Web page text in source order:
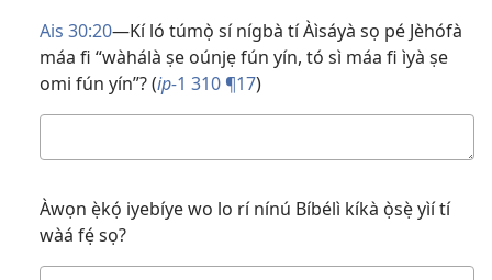
Ais 30:20—Kí ló túmọ̀ sí nígbà tí Àìsáyà sọ pé Jèhófà
máa fi “wàhálà ṣe oúnjẹ fún yín, tó sì máa fi ìyà ṣe
omi fún yín”? (ip-1 310 ¶17)
Àwọn ẹ̀kọ́ iyebíye wo lo rí nínú Bíbélì kíkà ọ̀sẹ̀ yìí tí
wàá fẹ́ sọ?